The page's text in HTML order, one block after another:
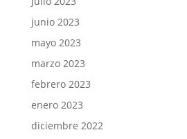
junio 2023
mayo 2023
marzo 2023
febrero 2023
enero 2023
diciembre 2022